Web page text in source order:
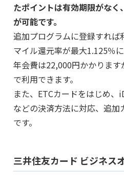
たポイントは有効期限がなく
が可能です。
追加プログラムに登録すれば
マイル還元率が最大1.125％に
年会費は22,000円かかりま
で利用できます。
また、ETCカードをはじめ
などの決済方法に対応、追
です。
三井住友カード ビジネス